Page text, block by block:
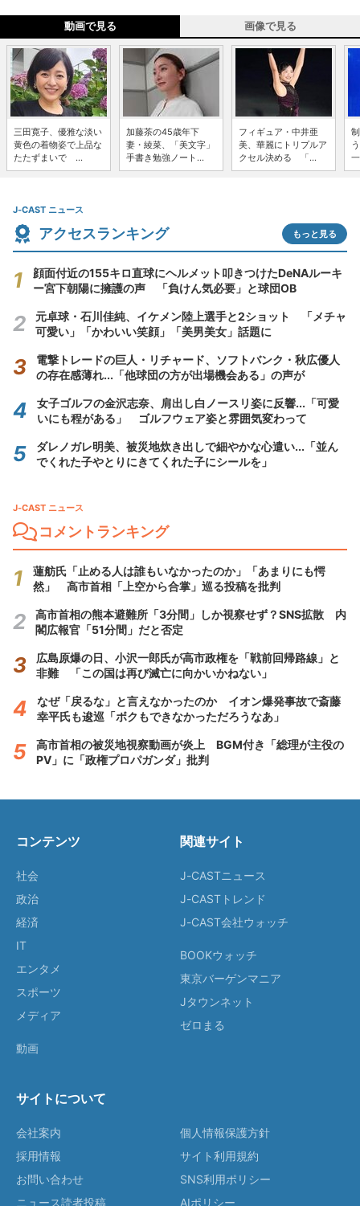
動画で見る 画像で見る
三田寛子、優雅な淡い
黄色の着物姿で上品な
たたずまいで ...
加藤茶の45歳年下
妻・綾菜、「美文字」
手書き勉強ノート...
フィギュア・中井亜
美、華麗にトリプルア
クセル決める 「...
J-CAST ニュース
アクセスランキング もっと見る
顔面付近の155キロ直球にヘルメット叩きつけたDeNAルーキ
ー宮下朝陽に擁護の声 「負けん気必要」と球団OB
元卓球・石川佳純、イケメン陸上選手と2ショット 「メチャ
可愛い」「かわいい笑顔」「美男美女」話題に
電撃トレードの巨人・リチャード、ソフトバンク・秋広優人
の存在感薄れ...「他球団の方が出場機会ある」の声が
女子ゴルフの金沢志奈、肩出し白ノースリ姿に反響...「可愛
いにも程がある」 ゴルフウェア姿と雰囲気変わって
ダレノガレ明美、被災地炊き出しで細やかな心遣い...「並ん
でくれた子やとりにきてくれた子にシールを」
J-CAST ニュース
コメントランキング
蓮舫氏「止める人は誰もいなかったのか」「あまりにも愕
然」 高市首相「上空から合掌」巡る投稿を批判
高市首相の熊本避難所「3分間」しか視察せず？SNS拡散 内
閣広報官「51分間」だと否定
広島原爆の日、小沢一郎氏が高市政権を「戦前回帰路線」と
非難 「この国は再び滅亡に向かいかねない」
なぜ「戻るな」と言えなかったのか イオン爆発事故で斎藤
幸平氏も逡巡「ボクもできなかっただろうなあ」
高市首相の被災地視察動画が炎上 BGM付き「総理が主役の
PV」に「政権プロパガンダ」批判
コンテンツ
社会
政治
経済
IT
エンタメ
スポーツ
メディア
動画
関連サイト
J-CASTニュース
J-CASTトレンド
J-CAST会社ウォッチ
BOOKウォッチ
東京バーゲンマニア
Jタウンネット
ゼロまる
サイトについて
会社案内
採用情報
お問い合わせ
ニュース読者投稿
個人情報保護方針
サイト利用規約
SNS利用ポリシー
AIポリシー